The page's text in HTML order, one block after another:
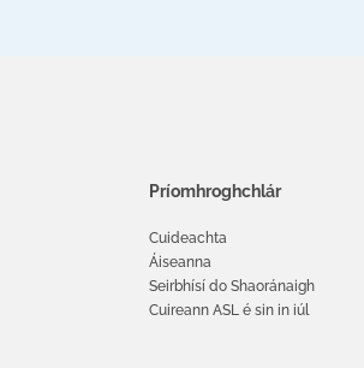
Príomhroghchlár
Cuideachta
Áiseanna
Seirbhísí do Shaoránaigh
Cuireann ASL é sin in iúl